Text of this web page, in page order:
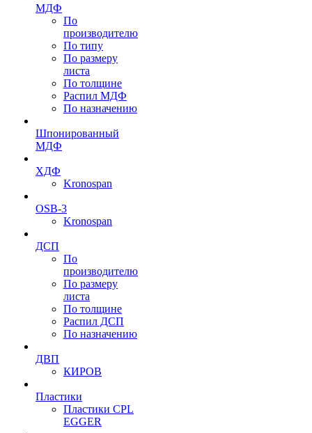
МДФ
По
производителю
По типу
По размеру
листа
По толщине
Распил МДФ
По назначению
Шпонированный
МДФ
ХДФ
Kronospan
OSB-3
Kronospan
ДСП
По
производителю
По размеру
листа
По толщине
Распил ДСП
По назначению
ДВП
КИРОВ
Пластики
Пластики CPL
EGGER